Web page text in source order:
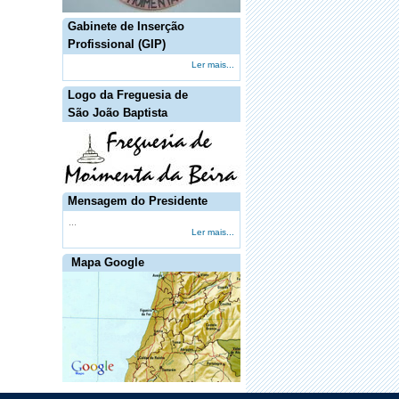
·O executivo da junta de freguesia de
Moimenta decreta dois dias de luto
pela primeira vez ao Porto
Gabinete de Inserção
Profissional (GIP)
Ler mais...
Logo da Freguesia de
São João Baptista
Mensagem do Presidente
Ler mais...
Mapa Google